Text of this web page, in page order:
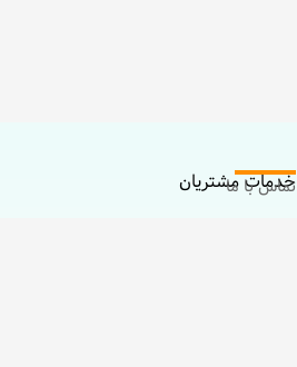
خدمات مشتریان
تماس با ما